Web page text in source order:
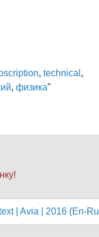
, technical ,
, физика"
| Avia | 2016 (En-